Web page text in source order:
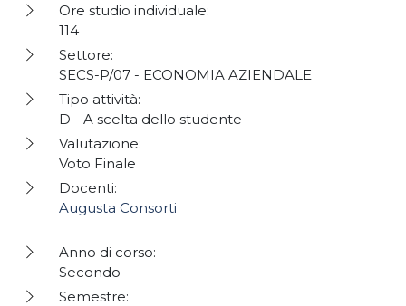
Ore studio individuale:
114
Settore:
SECS-P/07 - ECONOMIA AZIENDALE
Tipo attività:
D - A scelta dello studente
Valutazione:
Voto Finale
Docenti:
Augusta Consorti
Anno di corso:
Secondo
Semestre: